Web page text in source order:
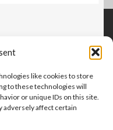
like cookies to store
to these technologies will
or unique IDs on this site.
adversely affect certain